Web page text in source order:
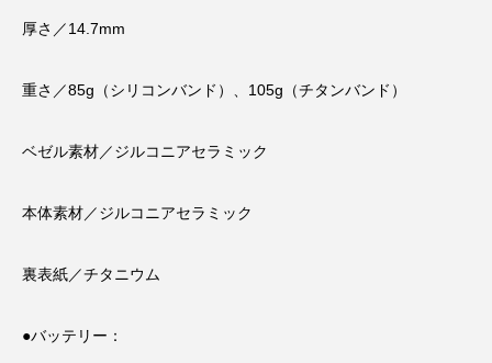
厚さ／14.7mm
重さ／85g（シリコンバンド）、105g（チタンバンド）
ベゼル素材／ジルコニアセラミック
本体素材／ジルコニアセラミック
裏表紙／チタニウム
●バッテリー：